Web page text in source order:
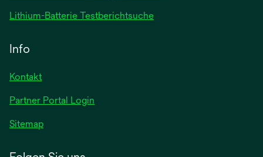
Lithium-Batterie Testberichtsuchewird
Info
Kontakt
Partner Portal Login
Sitemap